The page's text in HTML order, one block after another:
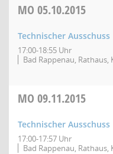
MO 05.10.2015
Technischer Ausschuss
17:00-18:55 Uhr
Bad Rappenau, Rathaus,
MO 09.11.2015
Technischer Ausschuss
17:00-17:57 Uhr
Bad Rappenau, Rathaus,